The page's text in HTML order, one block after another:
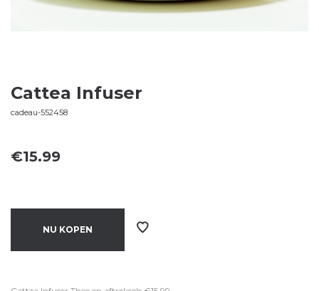
Cattea Infuser
cadeau-552458
€15.99
NU KOPEN